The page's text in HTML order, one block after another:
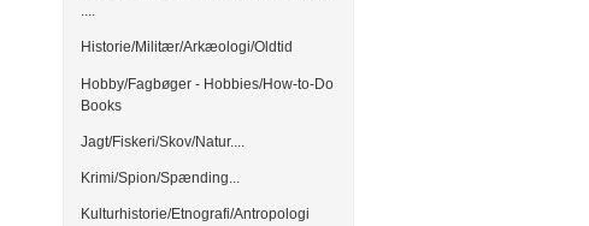
....
Historie/Militær/Arkæologi/Oldtid
Hobby/Fagbøger - Hobbies/How-to-Do
Books
Jagt/Fiskeri/Skov/Natur....
Krimi/Spion/Spænding...
Kulturhistorie/Etnografi/Antropologi